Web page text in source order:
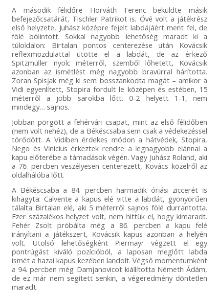
A második félidőre Horváth Ferenc beküldte másik
befejezőcsatárát, Tischler Patrikot is. Övé volt a játékrész
első helyzete, Juhász középre fejelt labdájáért ment fel, de
fölé bólintott. Sokkal nagyobb lehetőség maradt ki a
túloldalon: Birtalan pontos centerezése után Kovácsik
reflexmozdulattal ütötte el a labdát, de az érkező
Spitzmüller nyolc méterről, szemből lőhetett, Kovácsik
azonban az ismétlést még nagyobb bravúrral hárította.
Zoran Spisjak még ki sem bosszankodta magát – amikor a
Vidi egyenlített, Stopira fordult le középen és estében, 15
méterről a jobb sarokba lőtt. 0-2 helyett 1-1, nem
mindegy… sajnos.
Jobban pörgött a fehérvári csapat, mint az első félidőben
(nem volt nehéz), de a Békéscsaba sem csak a védekezéssel
törődött. A Vidiben érdekes módon a hátvédek, Stopira,
Nego és Vinicius érkeztek rendre a legnagyobb elánnal a
kapu előterébe a támadások végén. Vagy Juhász Roland, aki
a 76. percben veszélyesen centerezett, Kovács közelről az
oldalhálóba lőtt.
A Békéscsaba a 84. percben harmadik óriási ziccerét is
kihagyta: Calvente a kapus elé vitte a labdát, gyönyörűen
tálalta Birtalan elé, aki 5 méterről sajnos fölé durrantotta.
Ezer százalékos helyzet volt, nem hittük el, hogy kimaradt.
Fehér Zsolt próbálta még a 86. percben a kapu felé
irányítani a játékszert, Kovácsik kapus azonban a helyén
volt. Utolsó lehetőségként Piermayr végzett el egy
pontrúgást kiváló pozícióból, a laposan meglőtt labda
ismét a hazai kapus kezében landolt. Végső momentumként
a 94. percben még Damjanovicot kiállította Németh Ádám,
de ez már nem segített senkin, a végeredmény döntetlen
maradt.